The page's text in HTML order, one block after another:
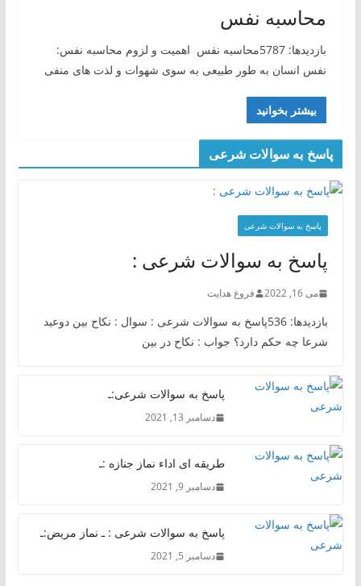
محاسبه نفس
بازدیدها: 5787محاسبه نفس اهمیت و لزوم محاسبه نفس:
نفس انسان به طور طبیعی به سوی شهوات و لذت های منفی
بیشتر بخوانید
پاسخ به سوالات شرعی
پاسخ به سوالات شرعی
پاسخ به سوالات شرعی :
می 16, 2022 فروغ هدایت
بازدیدها: 536پاسخ به سوالات شرعی : سوال : نکاح بین دوعید
شرعا چه حکم دارد؟ جواب : نکاح در بین
پاسخ به سوالات شرعی:ـ
دسامبر 13, 2021
طریقه ای اداء نماز جنازه :ـ
دسامبر 9, 2021
پاسخ به سوالات شرعی : ـ نماز مریض:ـ
دسامبر 5, 2021